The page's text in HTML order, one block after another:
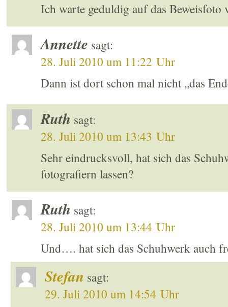
Ich warte geduldig auf das Beweisfoto
Annette sagt:
28. Juli 2010 um 11:22 Uhr
Dann ist dort schon mal nicht „das
Ruth sagt:
28. Juli 2010 um 13:43 Uhr
Sehr eindrucksvoll, hat sich das
fotografiern lassen?
Ruth sagt:
28. Juli 2010 um 13:44 Uhr
Und…. hat sich das Schuhwerk auch
Stefan sagt:
29. Juli 2010 um 14:54 Uhr